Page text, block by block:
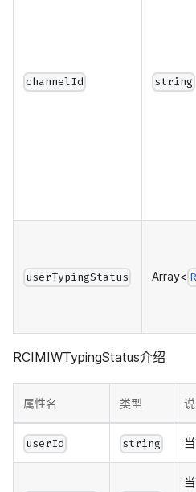
channelId string
userTypingStatus Array<
RCIMIWTypingStatus介绍
属性名 类型
userId string